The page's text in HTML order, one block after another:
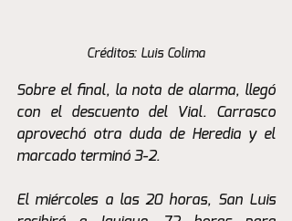
Créditos: Luis Colima
Sobre el final, la nota de alarma, llegó
con el descuento del Vial. Carrasco
aprovechó otra duda de Heredia y el
marcado terminó 3-2.
El miércoles a las 20 horas, San Luis